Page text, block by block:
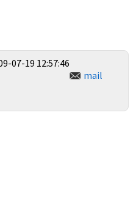
07-19 12:57:46
mail